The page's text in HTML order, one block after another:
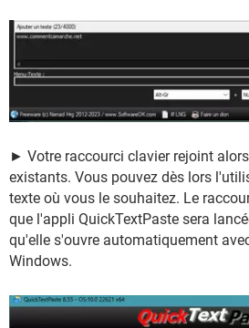
► Votre raccourci clavier rejoint
existants. Vous pouvez dès lors
texte où vous le souhaitez. Le
que l'appli QuickTextPaste sera
qu'elle s'ouvre automatiquement
Windows.